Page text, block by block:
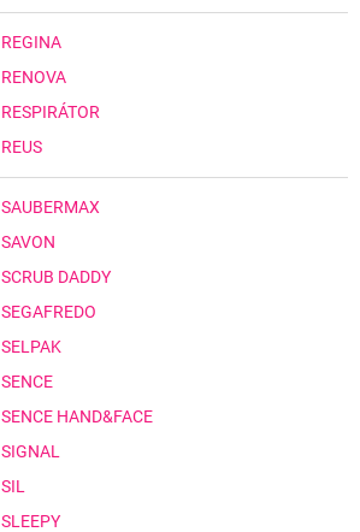
REGINA
RENOVA
RESPIRÁTOR
REUS
SAUBERMAX
SAVON
SCRUB DADDY
SEGAFREDO
SELPAK
SENCE
SENCE HAND&FACE
SIGNAL
SIL
SLEEPY